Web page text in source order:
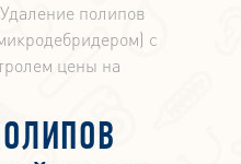
Удаление полипов
с
цены на